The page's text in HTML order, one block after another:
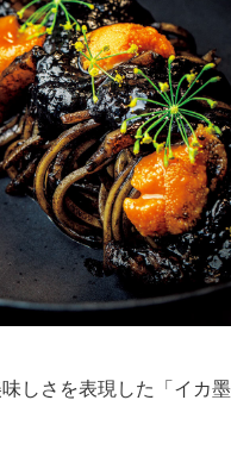
しさを表現した「イカ